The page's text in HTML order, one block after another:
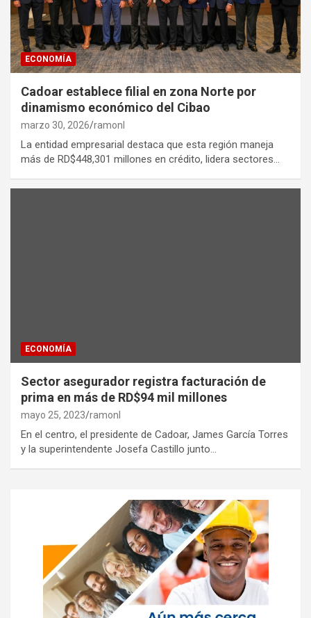
ECONOMÍA
Cadoar establece filial en zona Norte por
dinamismo económico del Cibao
marzo 30, 2026 ramonl
La entidad empresarial destaca que esta región maneja
más de RD$448,301 millones en crédito, lidera sectores…
ECONOMÍA
Sector asegurador registra facturación de
prima en más de RD$94 mil millones
mayo 25, 2023 ramonl
En el centro, el presidente de Cadoar, James García Torres
y la superintendente Josefa Castillo junto…